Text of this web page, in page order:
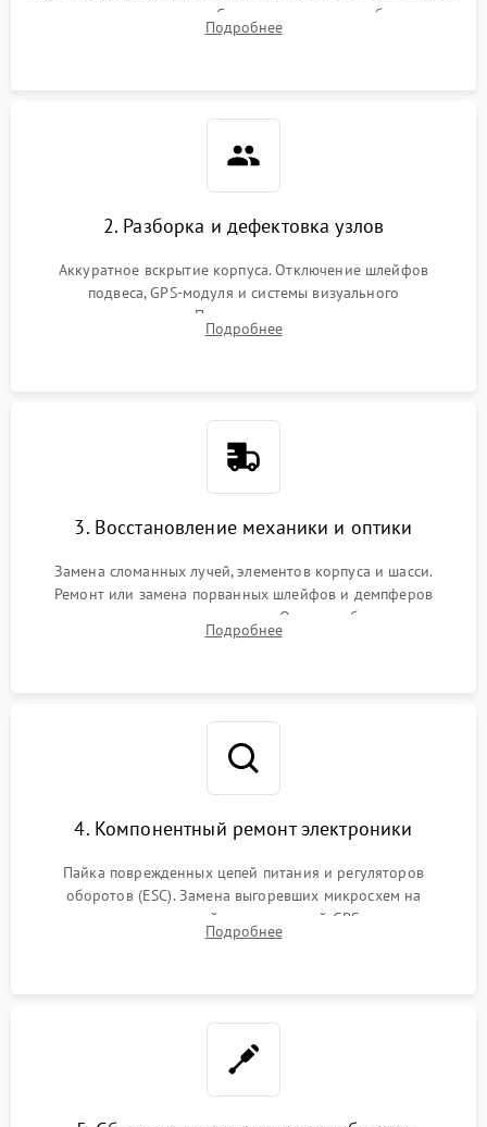
передачи видеосигнала. Считывание логов ошибок через
полетное ПО для определения характера неисправности.
Подробнее
2. Разборка и дефектовка узлов
Аккуратное вскрытие корпуса. Отключение шлейфов
подвеса, GPS-модуля и системы визуального
позиционирования. Проверка полетного контроллера,
регуляторов оборотов (ESC) и бесколлекторных моторов на
Подробнее
3. Восстановление механики и оптики
Замена сломанных лучей, элементов корпуса и шасси.
Ремонт или замена порванных шлейфов и демпферов
трехосевого подвеса камеры. Очистка объектива,
восстановление механизма фокусировки. Установка новых
Подробнее
4. Компонентный ремонт электроники
Пайка поврежденных цепей питания и регуляторов
оборотов (ESC). Замена выгоревших микросхем на
материнской плате, модулей GPS
Подробнее